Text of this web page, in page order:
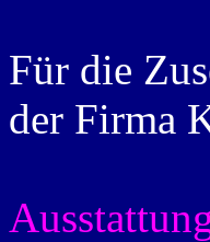
Für die
der Firma